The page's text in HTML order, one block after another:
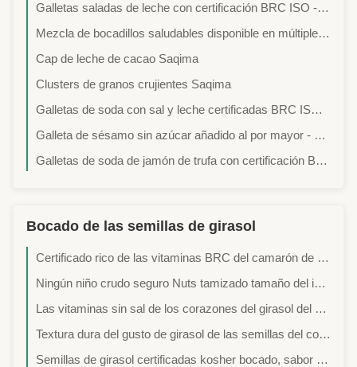
Galletas saladas de leche con certificación BRC ISO - Sin grasas trans, crujientes y hojaldradas, aperitivo salado para la oficina y la familia
Mezcla de bocadillos saludables disponible en múltiples opciones de embalaje Bolsa al por menor Bolsa PET Jar OEM Dentro de 25 días
Cap de leche de cacao Saqima
Clusters de granos crujientes Saqima
Galletas de soda con sal y leche certificadas BRC ISO - Sin grasas trans, crujientes y con capas, un clásico aperitivo salado
Galleta de sésamo sin azúcar añadido al por mayor - Galleta fermentada de etiqueta limpia con harina integral
Galletas de soda de jamón de trufa con certificación BRC al por mayor - Aperitivo salado gourmet a base de plantas ideal para maridaje con vino
Bocado de las semillas de girasol
Certificado rico de las vitaminas BRC del camarón de girasol de los corazones nutritivos completos de la semilla
Ningún niño crudo seguro Nuts tamizado tamaño del ingrediente del bocado de las semillas de girasol del pigmento amistoso
Las vitaminas sin sal de los corazones del girasol del Wasabi delicioso contenidas mantienen condiciones frescas
Textura dura del gusto de girasol de las semillas del coco curruscante del bocado buena para el estómago
Semillas de girasol certificadas kosher bocado, sabor delicioso asado de los corazones del girasol